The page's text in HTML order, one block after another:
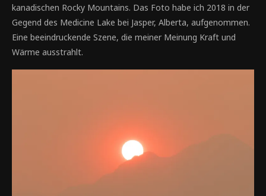
kanadischen Rocky Mountains. Das Foto habe ich 2018 in der
Gegend des Medicine Lake bei Jasper, Alberta, aufgenommen.
Eine beeindruckende Szene, die meiner Meinung Kraft und
Wärme ausstrahlt.